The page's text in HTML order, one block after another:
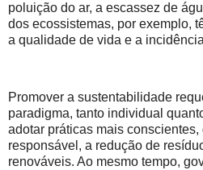
poluição do ar, a escassez de
dos ecossistemas, por exemplo,
a qualidade de vida e a
Promover a sustentabilidade
paradigma, tanto individual
adotar práticas mais
responsável, a redução de
renováveis. Ao mesmo tempo,